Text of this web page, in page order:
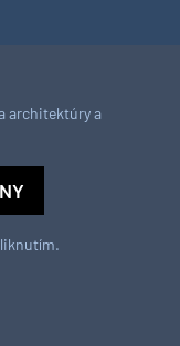
architektúry a